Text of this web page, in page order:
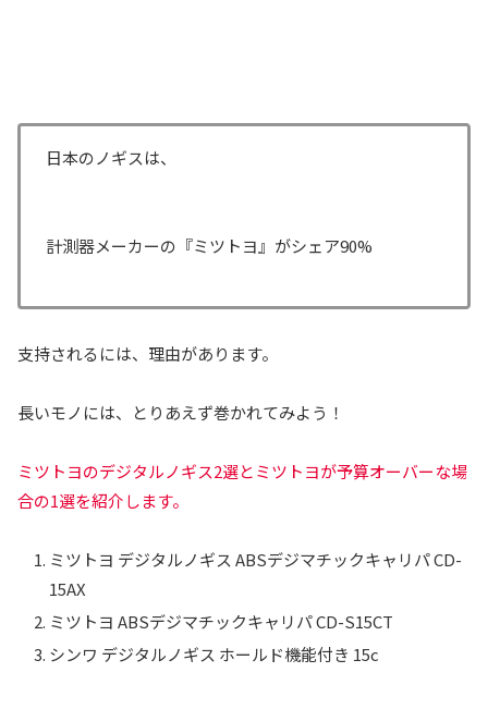
日本のノギスは、
計測器メーカーの『ミツトヨ』がシェア90%
支持されるには、理由があります。
長いモノには、とりあえず巻かれてみよう！
ミツトヨのデジタルノギス2選とミツトヨが予算オーバーな場
合の1選を紹介します。
ミツトヨ デジタルノギス ABSデジマチックキャリパ CD-
15AX
ミツトヨ ABSデジマチックキャリパ CD-S15CT
シンワ デジタルノギス ホールド機能付き 15c